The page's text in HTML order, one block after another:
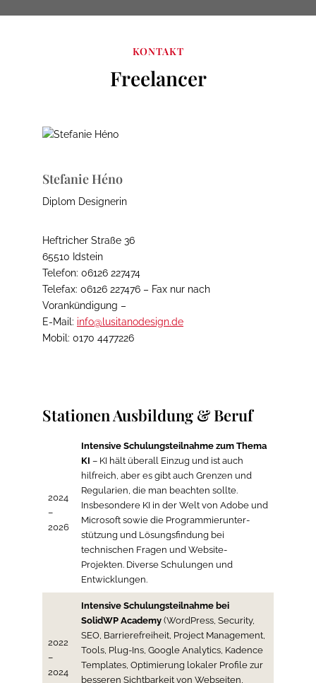
KONTAKT
Freelancer
Stefanie Héno
Diplom Designerin
Heftricher Straße 36
65510 Idstein
Telefon: 06126 227474
Telefax: 06126 227476 – Fax nur nach
Vorankündigung –
E-Mail: info@lusitanodesign.de
Mobil: 0170 4477226
Stationen Ausbildung & Beruf
2024
–
2026
Intensive Schulungsteilnahme zum Thema
KI – KI hält überall Einzug und ist auch
hilfreich, aber es gibt auch Grenzen und
Regularien, die man beachten sollte.
Insbesondere KI in der Welt von Adobe und
Microsoft sowie die Programmier­unter­
stützung und Lösungsfindung bei
technischen Fragen und Website-
Projekten. Diverse Schulungen und
Entwicklungen.
2022
–
2024
Intensive Schulungsteilnahme bei
SolidWP Academy (WordPress, Security,
SEO, Barrierefreiheit, Project Management,
Tools, Plug-Ins, Google Analytics, Kadence
Templates, Optimierung lokaler Profile zur
besseren Sichtbarkeit von Webseiten,